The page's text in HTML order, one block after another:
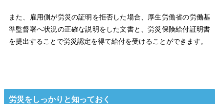
また、雇用側が労災の証明を拒否した場合、厚生労働省の労働基
準監督署へ状況の正確な説明をした文書と、労災保険給付証明書
を提出することで労災認定を得て給付を受けることができます。
労災をしっかりと知っておく